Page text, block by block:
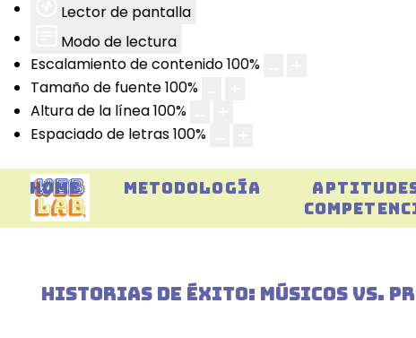
Lector de pantalla
Modo de lectura
Escalamiento de contenido100%
Tamaño de fuente100%
Altura de la línea100%
Espaciado de letras100%
HOME METODOLOGÍA
HISTORIAS DE ÉXITO: MÚSICOS VS.